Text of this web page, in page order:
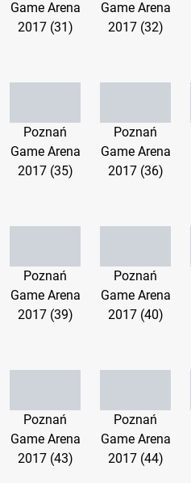
Game Arena
2017 (31)
Game Arena
2017 (32)
Poznań
Game Arena
2017 (35)
Poznań
Game Arena
2017 (36)
Poznań
Game Arena
2017 (39)
Poznań
Game Arena
2017 (40)
Poznań
Game Arena
2017 (43)
Poznań
Game Arena
2017 (44)